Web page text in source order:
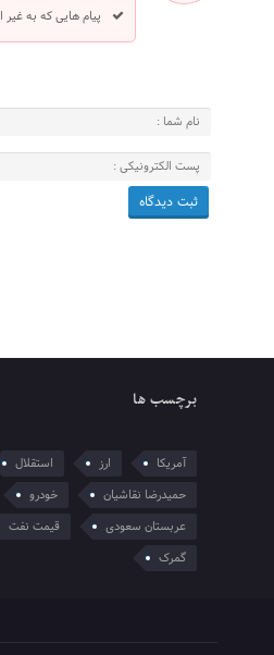
پیام هایی که به
برچسب ها
آمریکا ارز استقلال
حمیدرضا نقاشیان
خودرو
عربستان سعودی
قیمت نفت
گمرک